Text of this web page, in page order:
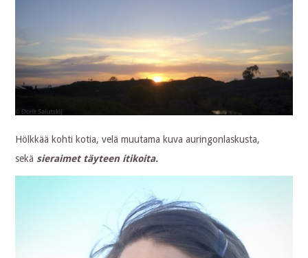
Hölkkää kohti kotia, velä muutama kuva auringonlaskusta,
sekä sieraimet täyteen itikoita.